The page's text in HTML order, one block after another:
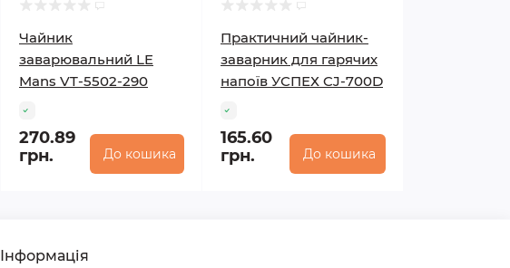
Чайник
заварювальний LE
Mans VT-5502-290
270.89
грн.
До кошика
Практичний чайник-
заварник для гарячих
напоїв УСПЕХ CJ-700D
165.60
грн.
До кошика
Інформація